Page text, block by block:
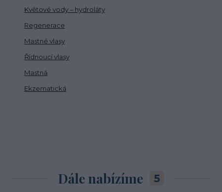
Květové vody – hydroláty
Regenerace
Mastné vlasy
Řídnoucí vlasy
Mastná
Ekzematická
Dále nabízíme 5